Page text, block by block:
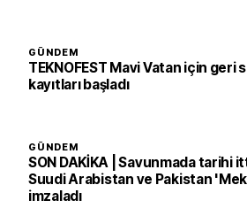
GÜNDEM
TEKNOFEST Mavi Vatan için geri
kayıtları başladı
GÜNDEM
SON DAKİKA | Savunmada tarihi
Suudi Arabistan ve Pakistan
imzaladı